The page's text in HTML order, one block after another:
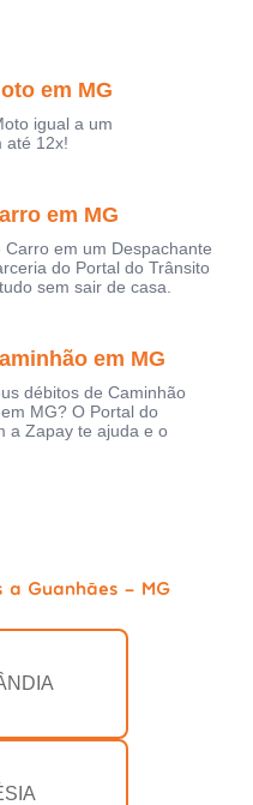
em MG
igual a um
até 12x!
em MG
em um Despachante
do Portal do Trânsito
sem sair de casa.
em MG
débitos de Caminhão
MG? O Portal do
a Zapay te ajuda e o
a Guanhães - MG